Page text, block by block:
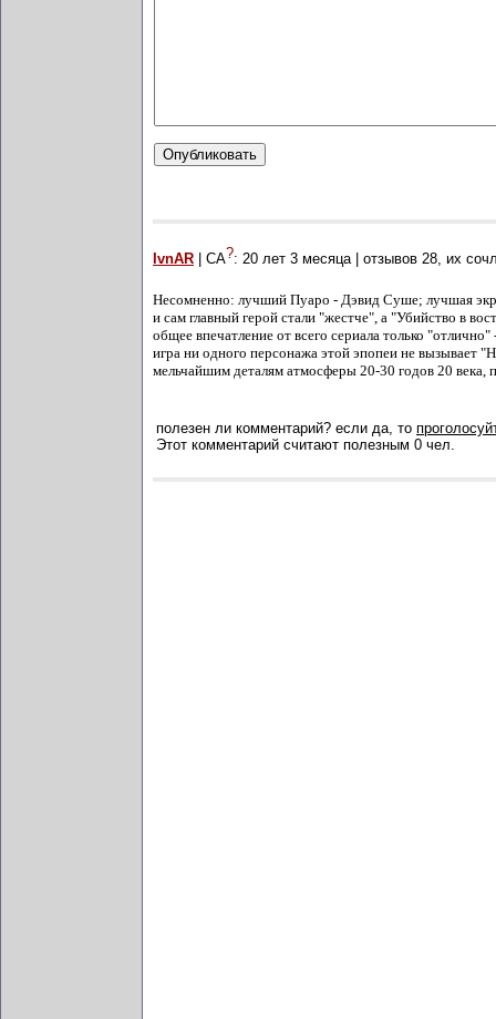
IvnAR | СА?: 20 лет 3 месяца| отзывов 28, их
Несомненно: лучший Пуаро - Дэвид Суше; лучшая
и сам главный герой стали "жестче", а "Убийство в
общее впечатление от всего сериала только
игра ни одного персонажа этой эпопеи не вызывает
мельчайшим деталям атмосферы 20-30 годов 20 века,
полезен ли комментарий? если да, то
Этот комментарий считают полезным 0 чел.